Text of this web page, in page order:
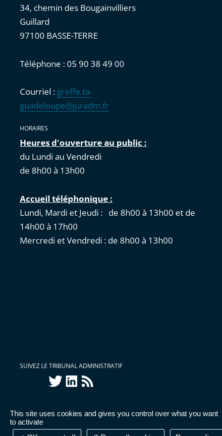
This site uses cookies and gives you control over what you want
to activate
34, chemin des Bougainvilliers
Guillard
97100 BASSE-TERRE
Téléphone : 05 90 38 49 00
Courriel : greffe.ta-
guadeloupe@juradm.fr
HORAIRES
Heures d'ouverture au public :
du Lundi au Vendredi
de 8h00 à 13h00
Accueil téléphonique :
Lundi, Mardi et Jeudi : de 8h00 à 13h00 et de
14h00 à 17h00
Mercredi et Vendredi : de 8h00 à 13h00
SUIVEZ LE TRIBUNAL ADMINISTRATIF
twitterlinkedin
Flux
RSS
Accessibilité : partiellement conforme
Mentions
légales
Cookies Données personnelles